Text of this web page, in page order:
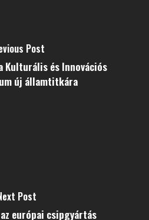
Post
Kulturális és Innovációs
új államtitkára
Post
európai csipgyártás